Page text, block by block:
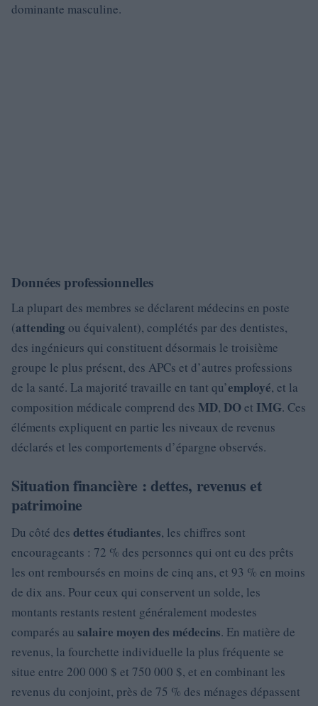
dominante masculine.
Données professionnelles
La plupart des membres se déclarent médecins en poste
(attending ou équivalent), complétés par des dentistes,
des ingénieurs qui constituent désormais le troisième
groupe le plus présent, des APCs et d’autres professions
de la santé. La majorité travaille en tant qu’employé, et la
composition médicale comprend des MD, DOet IMG. Ces
éléments expliquent en partie les niveaux de revenus
déclarés et les comportements d’épargne observés.
Situation financière : dettes, revenus et
patrimoine
Du côté des dettes étudiantes, les chiffres sont
encourageants : 72 % des personnes qui ont eu des prêts
les ont remboursés en moins de cinq ans, et 93 % en moins
de dix ans. Pour ceux qui conservent un solde, les
montants restants restent généralement modestes
comparés au salaire moyen des médecins. En matière de
revenus, la fourchette individuelle la plus fréquente se
situe entre 200 000 $ et 750 000 $, et en combinant les
revenus du conjoint, près de 75 % des ménages dépassent